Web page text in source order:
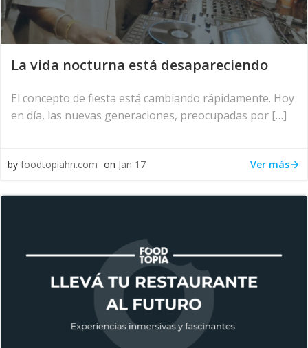
La vida nocturna está desapareciendo
El concepto de fiesta está cambiando rápidamente. Hoy
en día, las nuevas generaciones, preocupadas por […]
by foodtopiahn.com on Jan 17 Ver más